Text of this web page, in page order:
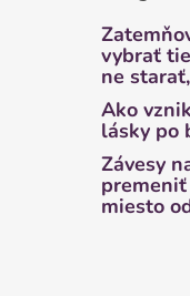
vybrať
ne
Ako
lásky po
Závesy
miesto